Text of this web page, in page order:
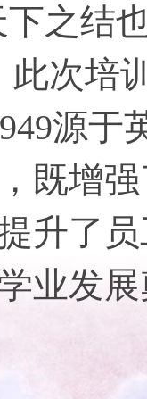
之结
此次培
源于
既增
升了
业发